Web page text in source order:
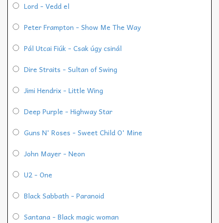
Lord - Vedd el
Peter Frampton - Show Me The Way
Pál Utcai Fiúk - Csak úgy csinál
Dire Straits - Sultan of Swing
Jimi Hendrix - Little Wing
Deep Purple - Highway Star
Guns N' Roses - Sweet Child O' Mine
John Mayer - Neon
U2 - One
Black Sabbath - Paranoid
Santana - Black magic woman